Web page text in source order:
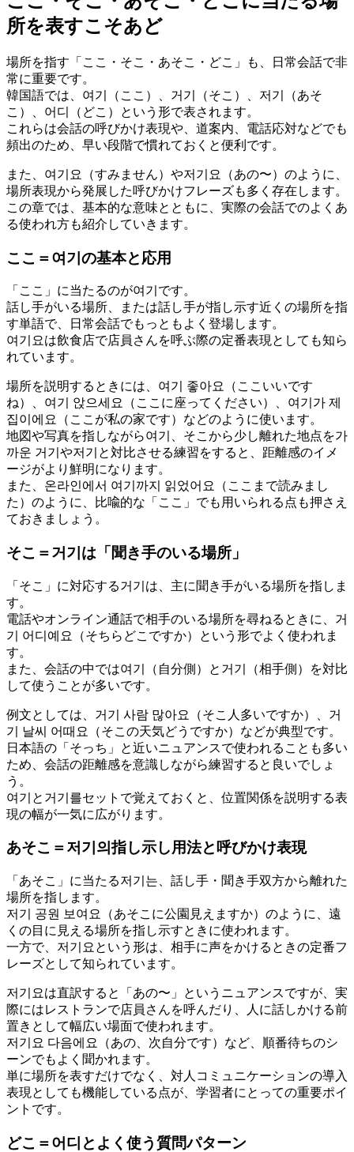
所を表すこそあど
場所を指す「ここ・そこ・あそこ・どこ」も、日常会話で非
常に重要です。
韓国語では、여기（ここ）、거기（そこ）、저기（あそ
こ）、어디（どこ）という形で表されます。
これらは会話の呼びかけ表現や、道案内、電話応対などでも
頻出のため、早い段階で慣れておくと便利です。
また、여기요（すみません）や저기요（あの〜）のように、
場所表現から発展した呼びかけフレーズも多く存在します。
この章では、基本的な意味とともに、実際の会話でのよくあ
る使われ方も紹介していきます。
ここ＝여기の基本と応用
「ここ」に当たるのが여기です。
話し手がいる場所、または話し手が指し示す近くの場所を指
す単語で、日常会話でもっともよく登場します。
여기요は飲食店で店員さんを呼ぶ際の定番表現としても知ら
れています。
場所を説明するときには、여기 좋아요（ここいいです
ね）、여기 앉으세요（ここに座ってください）、여기가 제
집이에요（ここが私の家です）などのように使います。
地図や写真を指しながら여기、そこから少し離れた地点を가
까운 거기や저기と対比させる練習をすると、距離感のイメ
ージがより鮮明になります。
また、온라인에서 여기까지 읽었어요（ここまで読みまし
た）のように、比喩的な「ここ」でも用いられる点も押さえ
ておきましょう。
そこ＝거기は「聞き手のいる場所」
「そこ」に対応する거기は、主に聞き手がいる場所を指しま
す。
電話やオンライン通話で相手のいる場所を尋ねるときに、거
기 어디예요（そちらどこですか）という形でよく使われま
す。
また、会話の中では여기（自分側）と거기（相手側）を対比
して使うことが多いです。
例文としては、거기 사람 많아요（そこ人多いですか）、거
기 날씨 어때요（そこの天気どうですか）などが典型です。
日本語の「そっち」と近いニュアンスで使われることも多い
ため、会話の距離感を意識しながら練習すると良いでしょ
う。
여기と거기를セットで覚えておくと、位置関係を説明する表
現の幅が一気に広がります。
あそこ＝저기의指し示し用法と呼びかけ表現
「あそこ」に当たる저기는、話し手・聞き手双方から離れた
場所を指します。
저기 공원 보여요（あそこに公園見えますか）のように、遠
くの目に見える場所を指し示すときに使われます。
一方で、저기요という形は、相手に声をかけるときの定番フ
レーズとして知られています。
저기요は直訳すると「あの〜」というニュアンスですが、実
際にはレストランで店員さんを呼んだり、人に話しかける前
置きとして幅広い場面で使われます。
저기요 다음에요（あの、次自分です）など、順番待ちのシ
ーンでもよく聞かれます。
単に場所を表すだけでなく、対人コミュニケーションの導入
表現としても機能している点が、学習者にとっての重要ポイ
ントです。
どこ＝어디とよく使う質問パターン